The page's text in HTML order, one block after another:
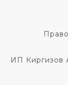
ИП Киргизов